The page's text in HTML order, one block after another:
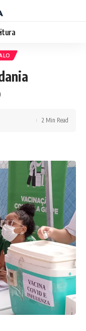
2 Min Read